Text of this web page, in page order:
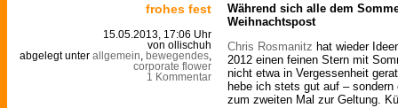
frohes fest
15.05.2013, 17:06 Uhr
von ollischuh
abgelegt unter allgemein bewegendes
corporate flower
1 Kommentar
Während sich alle dem
Weihnachtspost
Chris Rosmanitz hat wieder
2012 einen feinen Stern mit
nicht etwa in Vergessenheit
hebe ich stets gut auf –
zum zweiten Mal zur Geltung.